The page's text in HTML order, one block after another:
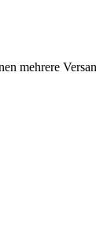
mehrere